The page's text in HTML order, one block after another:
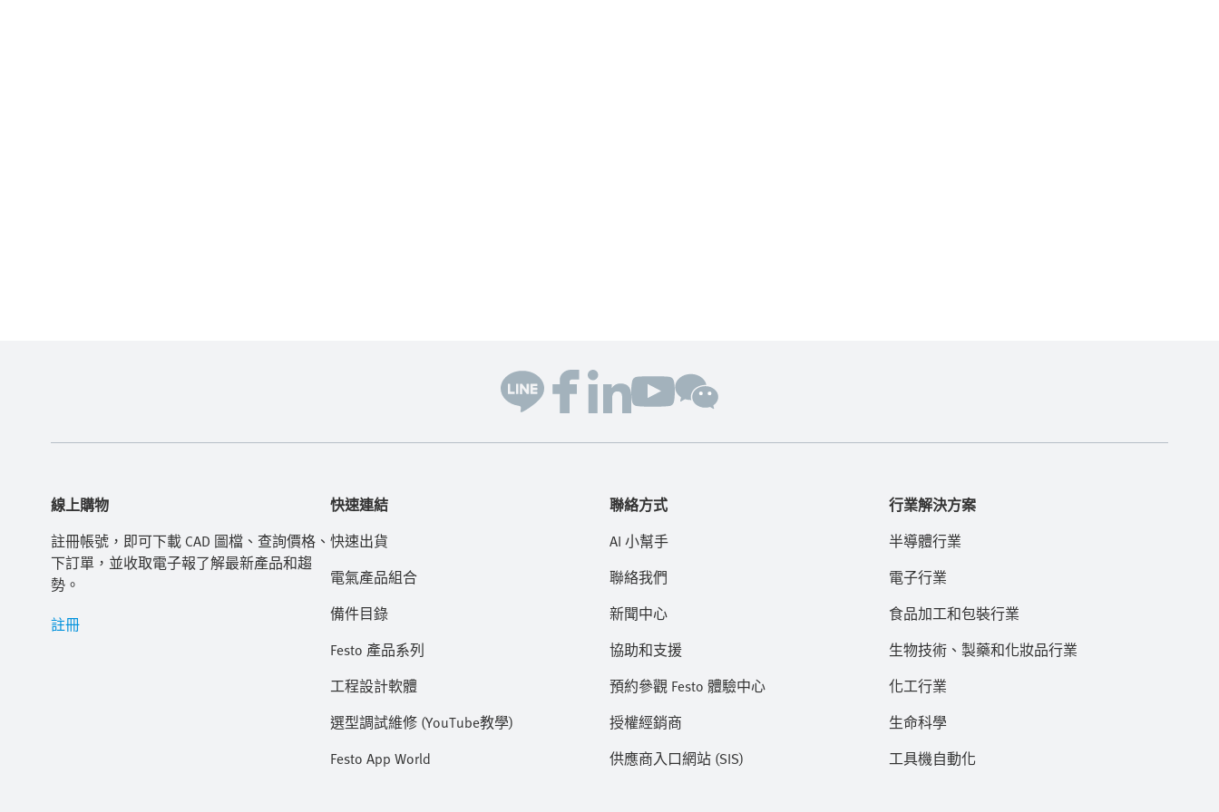
線上購物
註冊帳號，即可下載 CAD 圖檔、查詢價格、
下訂單，並收取電子報了解最新產品和趨
勢。
註冊
快速連結
快速出貨
電氣產品組合
備件目錄
Festo 產品系列
工程設計軟體
選型調試維修 (YouTube教學)
Festo App World
聯絡方式
AI 小幫手
聯絡我們
新聞中心
協助和支援
預約參觀 Festo 體驗中心
授權經銷商
供應商入口網站 (SIS)
行業解決方案
半導體行業
電子行業
食品加工和包裝行業
生物技術、製藥和化妝品行業
化工行業
生命科學
工具機自動化